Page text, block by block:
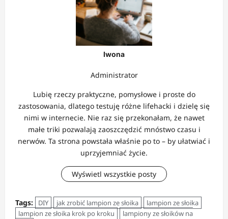
Iwona
Administrator
Lubię rzeczy praktyczne, pomysłowe i proste do
zastosowania, dlatego testuję różne lifehacki i dzielę się
nimi w internecie. Nie raz się przekonałam, że nawet
małe triki pozwalają zaoszczędzić mnóstwo czasu i
nerwów. Ta strona powstała właśnie po to – by ułatwiać i
uprzyjemniać życie.
Wyświetl wszystkie posty
Tags: DIY jak zrobić lampion ze słoika
lampion ze słoika
lampion ze słoika krok po kroku
lampiony ze słoików na